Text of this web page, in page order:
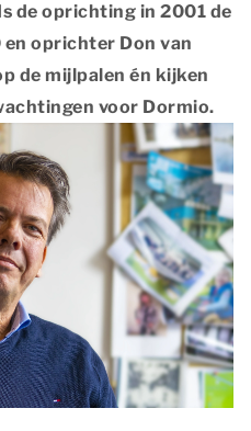
de oprichting in 2001 de
en oprichter Don van
de mijlpalen én kijken
voor Dormio.